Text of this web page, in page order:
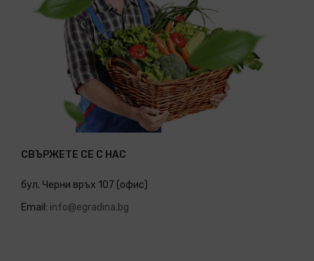
СВЪРЖЕТЕ СЕ С НАС
бул. Черни връх 107 (офис)
Email: info@egradina.bg